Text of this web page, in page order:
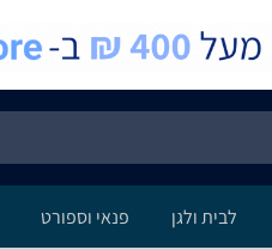
לבית ולגן פנאי וספורט